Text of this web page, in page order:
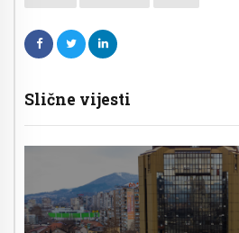
Slične vijesti